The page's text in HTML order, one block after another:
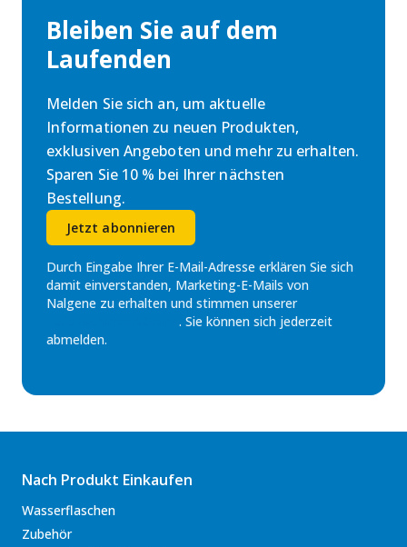
Bleiben Sie auf dem
Laufenden
Melden Sie sich an, um aktuelle
Informationen zu neuen Produkten,
exklusiven Angeboten und mehr zu erhalten.
Sparen Sie 10 % bei Ihrer nächsten
Bestellung.
Jetzt abonnieren
Durch Eingabe Ihrer E-Mail-Adresse erklären Sie sich
damit einverstanden, Marketing-E-Mails von
Nalgene zu erhalten und stimmen unserer
. Sie können sich jederzeit
abmelden.
Nach Produkt Einkaufen
Wasserflaschen
Zubehör